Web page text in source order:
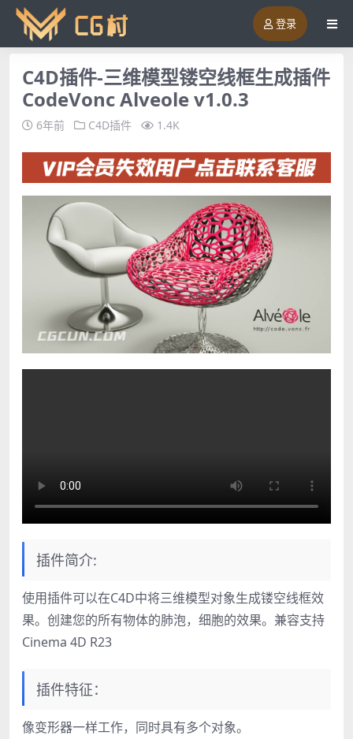
登录
C4D插件-三维模型镂空线框生成插件
CodeVonc Alveole v1.0.3
6年前 C4D插件 1.4K
插件简介:
使用插件可以在C4D中将三维模型对象生成镂空线框效
果。创建您的所有物体的肺泡，细胞的效果。兼容支持
Cinema 4D R23
插件特征：
像变形器一样工作，同时具有多个对象。